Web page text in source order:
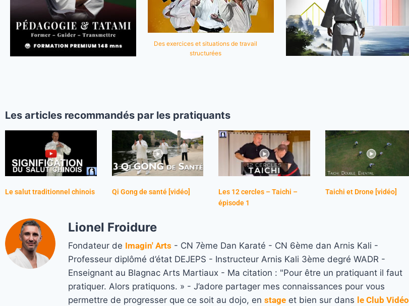
Des exercices et situations de travail
structurées
Les articles recommandés par les pratiquants
Le salut traditionnel chinois Qi Gong de santé [vidéo]
Les 12 cercles – Taichi –
épisode 1
Taichi et Drone [vidéo]
Lionel Froidure
Fondateur de Imagin' Arts - CN 7ème Dan Karaté - CN 6ème dan Arnis Kali -
Professeur diplômé d’état DEJEPS - Instructeur Arnis Kali 3ème degré WADR -
Enseignant au Blagnac Arts Martiaux - Ma citation : "Pour être un pratiquant il faut
pratiquer. Alors pratiquons. » - J’adore partager mes connaissances pour vous
permettre de progresser que ce soit au dojo, en stage et bien sur dans le Club Vidéo